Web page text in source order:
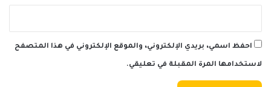
احفظ اسمي، بريدي الإلكتروني، والموقع الإلكتروني في هذا المتصفح
لاستخدامها المرة المقبلة في تعليقي.